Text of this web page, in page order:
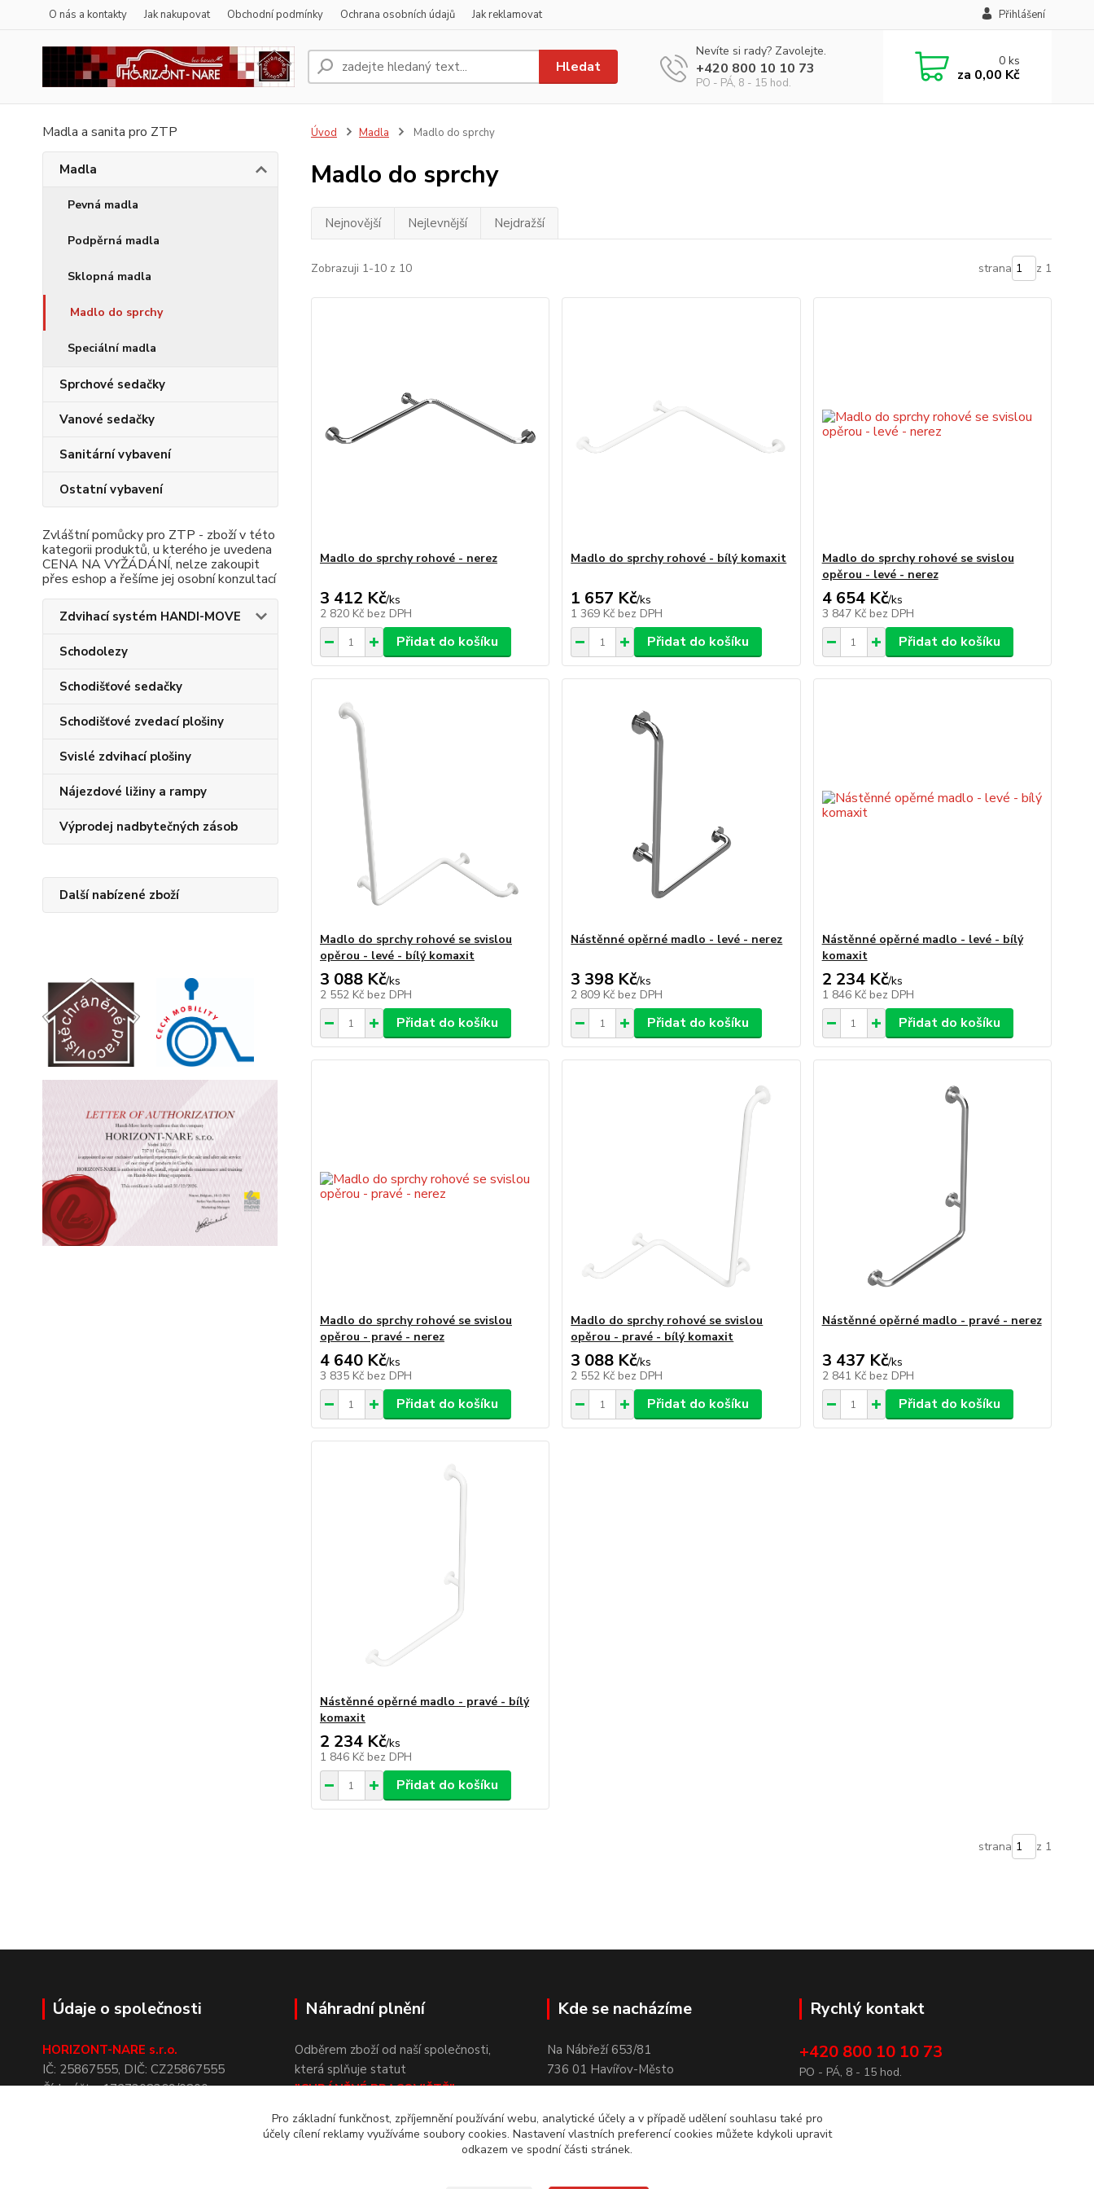
O nás a kontakty Jak nakupovat Obchodní podmínky Ochrana osobních údajů Jak reklamovat Přihlášení
Hledat
Nevíte si rady? Zavolejte.
+420 800 10 10 73
PO - PÁ, 8 - 15 hod.
0ks
za 0,00 Kč
Madla a sanita pro ZTP
Madla
Pevná madla
Podpěrná madla
Sklopná madla
Madlo do sprchy
Speciální madla
Sprchové sedačky
Vanové sedačky
Sanitární vybavení
Ostatní vybavení
Zvláštní pomůcky pro ZTP - zboží v této
kategorii produktů, u kterého je uvedena
CENA NA VYŽÁDÁNÍ, nelze zakoupit
přes eshop a řešíme jej osobní konzultací
Zdvihací systém HANDI-MOVE
Schodolezy
Schodišťové sedačky
Schodišťové zvedací plošiny
Svislé zdvihací plošiny
Nájezdové ližiny a rampy
Výprodej nadbytečných zásob
Další nabízené zboží
Úvod Madla Madlo do sprchy
Madlo do sprchy
Nejnovější Nejlevnější Nejdražší
Zobrazuji 1-10 z 10 strana z 1
Madlo do sprchy rohové - nerez
3 412 Kč/ks
2 820 Kč bez DPH
Přidat do košíku
Madlo do sprchy rohové - bílý komaxit
1 657 Kč/ks
1 369 Kč bez DPH
Přidat do košíku
Madlo do sprchy rohové se svislou
opěrou - levé - nerez
4 654 Kč/ks
3 847 Kč bez DPH
Přidat do košíku
Madlo do sprchy rohové se svislou
opěrou - levé - bílý komaxit
3 088 Kč/ks
2 552 Kč bez DPH
Přidat do košíku
Nástěnné opěrné madlo - levé - nerez
3 398 Kč/ks
2 809 Kč bez DPH
Přidat do košíku
Nástěnné opěrné madlo - levé - bílý
komaxit
2 234 Kč/ks
1 846 Kč bez DPH
Přidat do košíku
Madlo do sprchy rohové se svislou
opěrou - pravé - nerez
4 640 Kč/ks
3 835 Kč bez DPH
Přidat do košíku
Madlo do sprchy rohové se svislou
opěrou - pravé - bílý komaxit
3 088 Kč/ks
2 552 Kč bez DPH
Přidat do košíku
Nástěnné opěrné madlo - pravé - nerez
3 437 Kč/ks
2 841 Kč bez DPH
Přidat do košíku
Nástěnné opěrné madlo - pravé - bílý
komaxit
2 234 Kč/ks
1 846 Kč bez DPH
Přidat do košíku
strana z 1
Údaje o společnosti
HORIZONT-NARE s.r.o.
IČ: 25867555, DIČ: CZ25867555
Číslo účtu: 1727308369/0800
Náhradní plnění
Odběrem zboží od naší společnosti,
která splňuje statut
"CHRÁNĚNÉ PRACOVIŠTĚ",
NÁHRADNÍ PLNĚNÍpodle § 79 až 81
zaměstnanosti.
Kde se nacházíme
Na Nábřeží 653/81
736 01 Havířov-Město
Rychlý kontakt
+420 800 10 10 73
PO - PÁ, 8 - 15 hod.
Pro základní funkčnost, zpříjemnění používání webu, analytické účely a v případě udělení souhlasu také pro
účely cílení reklamy využíváme soubory cookies. Nastavení vlastních preferencí cookies můžete kdykoli upravit
odkazem ve spodní části stránek.